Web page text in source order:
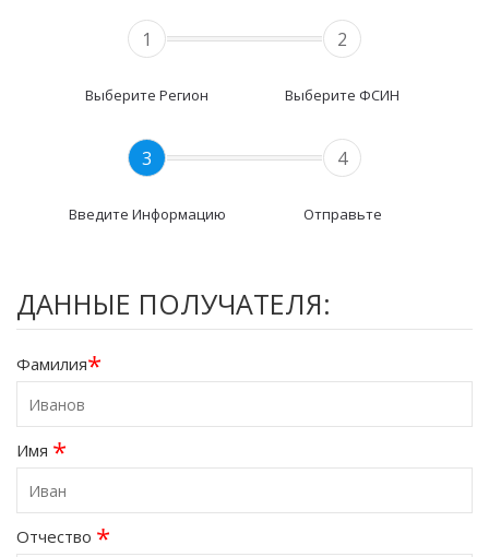
1
Выберите Регион
2
Выберите ФСИН
3
Введите Информацию
4
Отправьте
ДАННЫЕ ПОЛУЧАТЕЛЯ:
Фамилия*
Имя *
Отчество *